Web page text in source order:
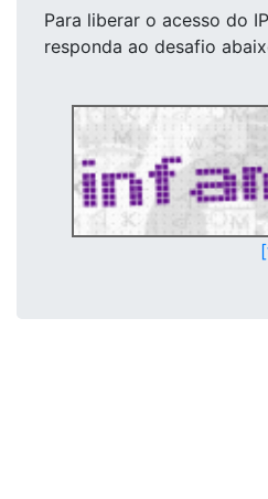
Para liberar o acesso do IP
responda ao desafio